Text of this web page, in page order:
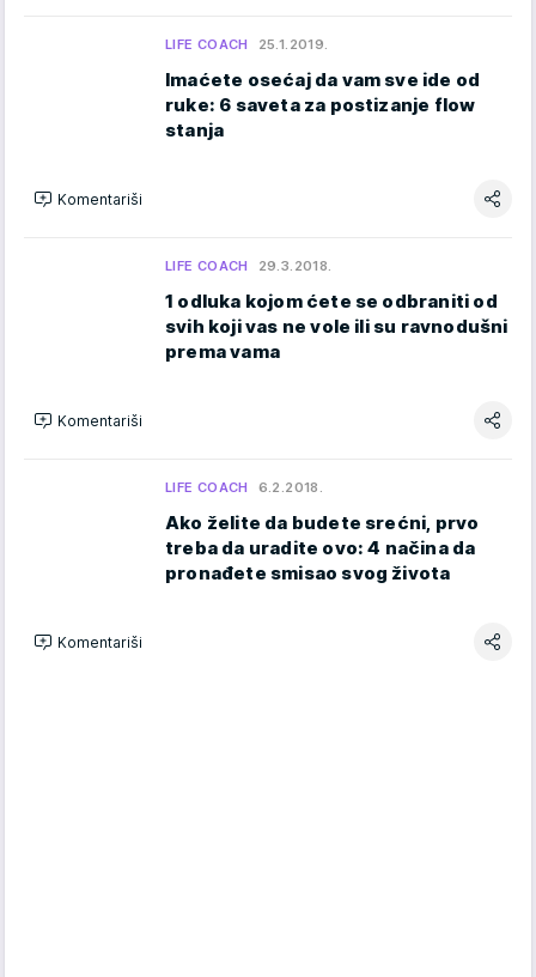
LIFE COACH 25.1.2019.
Imaćete osećaj da vam sve ide od
ruke: 6 saveta za postizanje flow
stanja
Komentariši
LIFE COACH 29.3.2018.
1 odluka kojom ćete se odbraniti od
svih koji vas ne vole ili su ravnodušni
prema vama
Komentariši
LIFE COACH 6.2.2018.
Ako želite da budete srećni, prvo
treba da uradite ovo: 4 načina da
pronađete smisao svog života
Komentariši